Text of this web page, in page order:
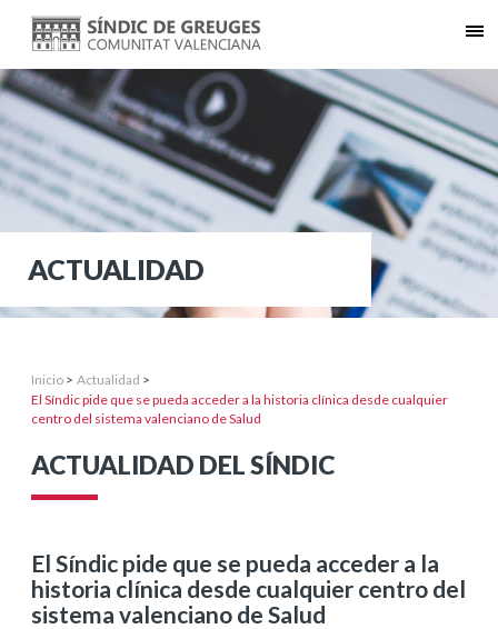
ACTUALIDAD
Inicio > Actualidad >
El Síndic pide que se pueda acceder a la historia clínica desde cualquier
centro del sistema valenciano de Salud
ACTUALIDAD DEL SÍNDIC
El Síndic pide que se pueda acceder a la
historia clínica desde cualquier centro del
sistema valenciano de Salud